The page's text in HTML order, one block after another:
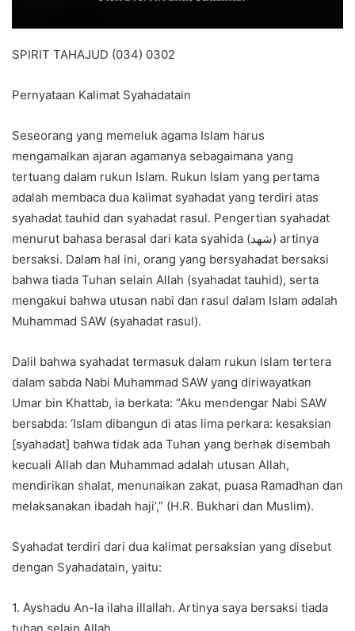
SPIRIT TAHAJUD (034) 0302
Pernyataan Kalimat Syahadatain
Seseorang yang memeluk agama Islam harus
mengamalkan ajaran agamanya sebagaimana yang
tertuang dalam rukun Islam. Rukun Islam yang pertama
adalah membaca dua kalimat syahadat yang terdiri atas
syahadat tauhid dan syahadat rasul. Pengertian syahadat
menurut bahasa berasal dari kata syahida (شهد) artinya
bersaksi. Dalam hal ini, orang yang bersyahadat bersaksi
bahwa tiada Tuhan selain Allah (syahadat tauhid), serta
mengakui bahwa utusan nabi dan rasul dalam Islam adalah
Muhammad SAW (syahadat rasul).
Dalil bahwa syahadat termasuk dalam rukun Islam tertera
dalam sabda Nabi Muhammad SAW yang diriwayatkan
Umar bin Khattab, ia berkata: “Aku mendengar Nabi SAW
bersabda: ‘Islam dibangun di atas lima perkara: kesaksian
[syahadat] bahwa tidak ada Tuhan yang berhak disembah
kecuali Allah dan Muhammad adalah utusan Allah,
mendirikan shalat, menunaikan zakat, puasa Ramadhan dan
melaksanakan ibadah haji’,” (H.R. Bukhari dan Muslim).
Syahadat terdiri dari dua kalimat persaksian yang disebut
dengan Syahadatain, yaitu:
1. Ayshadu An-la ilaha illallah. Artinya saya bersaksi tiada